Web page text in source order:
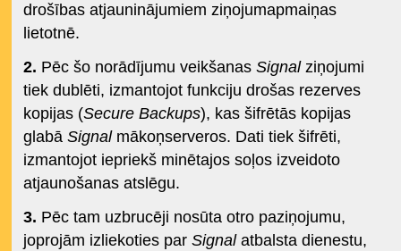
drošības atjauninājumiem ziņojumapmaiņas
lietotnē.
2. Pēc šo norādījumu veikšanas Signalziņojumi
tiek dublēti, izmantojot funkciju drošas rezerves
kopijas (Secure Backups), kas šifrētās kopijas
glabā Signalmākoņserveros. Dati tiek šifrēti,
izmantojot iepriekš minētajos soļos izveidoto
atjaunošanas atslēgu.
3. Pēc tam uzbrucēji nosūta otro paziņojumu,
joprojām izliekoties par Signalatbalsta dienestu,